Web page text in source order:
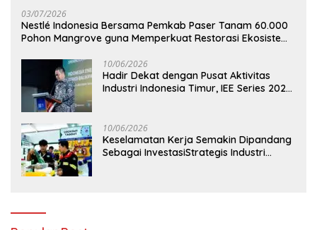
03/07/2026
Nestlé Indonesia Bersama Pemkab Paser Tanam 60.000
Pohon Mangrove guna Memperkuat Restorasi Ekosistem
10/06/2026
Hadir Dekat dengan Pusat Aktivitas
Industri Indonesia Timur, IEE Series 2026
10/06/2026
Keselamatan Kerja Semakin Dipandang
Sebagai InvestasiStrategis Industri